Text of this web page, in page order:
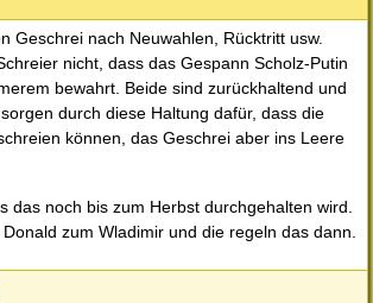
Geschrei nach Neuwahlen, Rücktritt usw.
nicht, dass das Gespann Scholz-Putin
bewahrt. Beide sind zurückhaltend und
durch diese Haltung dafür, dass die
können, das Geschrei aber ins Leere
das noch bis zum Herbst durchgehalten wird.
zum Wladimir und die regeln das dann.